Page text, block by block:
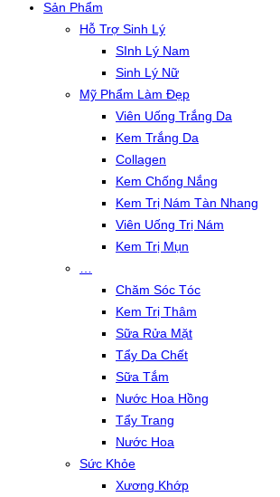
Sản Phẩm
Hỗ Trợ Sinh Lý
SInh Lý Nam
Sinh Lý Nữ
Mỹ Phẩm Làm Đẹp
Viên Uống Trắng Da
Kem Trắng Da
Collagen
Kem Chống Nắng
Kem Trị Nám Tàn Nhang
Viên Uống Trị Nám
Kem Trị Mụn
Chăm Sóc Tóc
Kem Trị Thâm
Sữa Rửa Mặt
Tẩy Da Chết
Sữa Tắm
Nước Hoa Hồng
Tẩy Trang
Nước Hoa
Sức Khỏe
Xương Khớp